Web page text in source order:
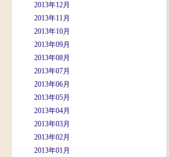
2013年12月
2013年11月
2013年10月
2013年09月
2013年08月
2013年07月
2013年06月
2013年05月
2013年04月
2013年03月
2013年02月
2013年01月